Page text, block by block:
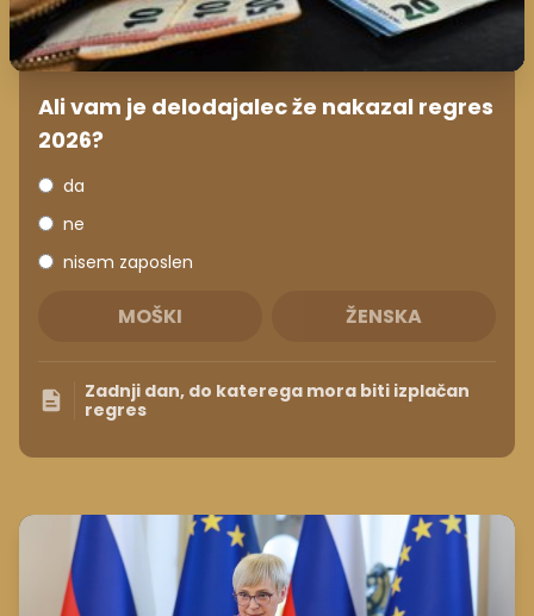
Ali vam je delodajalec že nakazal regres
2026?
da
ne
nisem zaposlen
MOŠKI ŽENSKA
Zadnji dan, do katerega mora biti izplačan
regres